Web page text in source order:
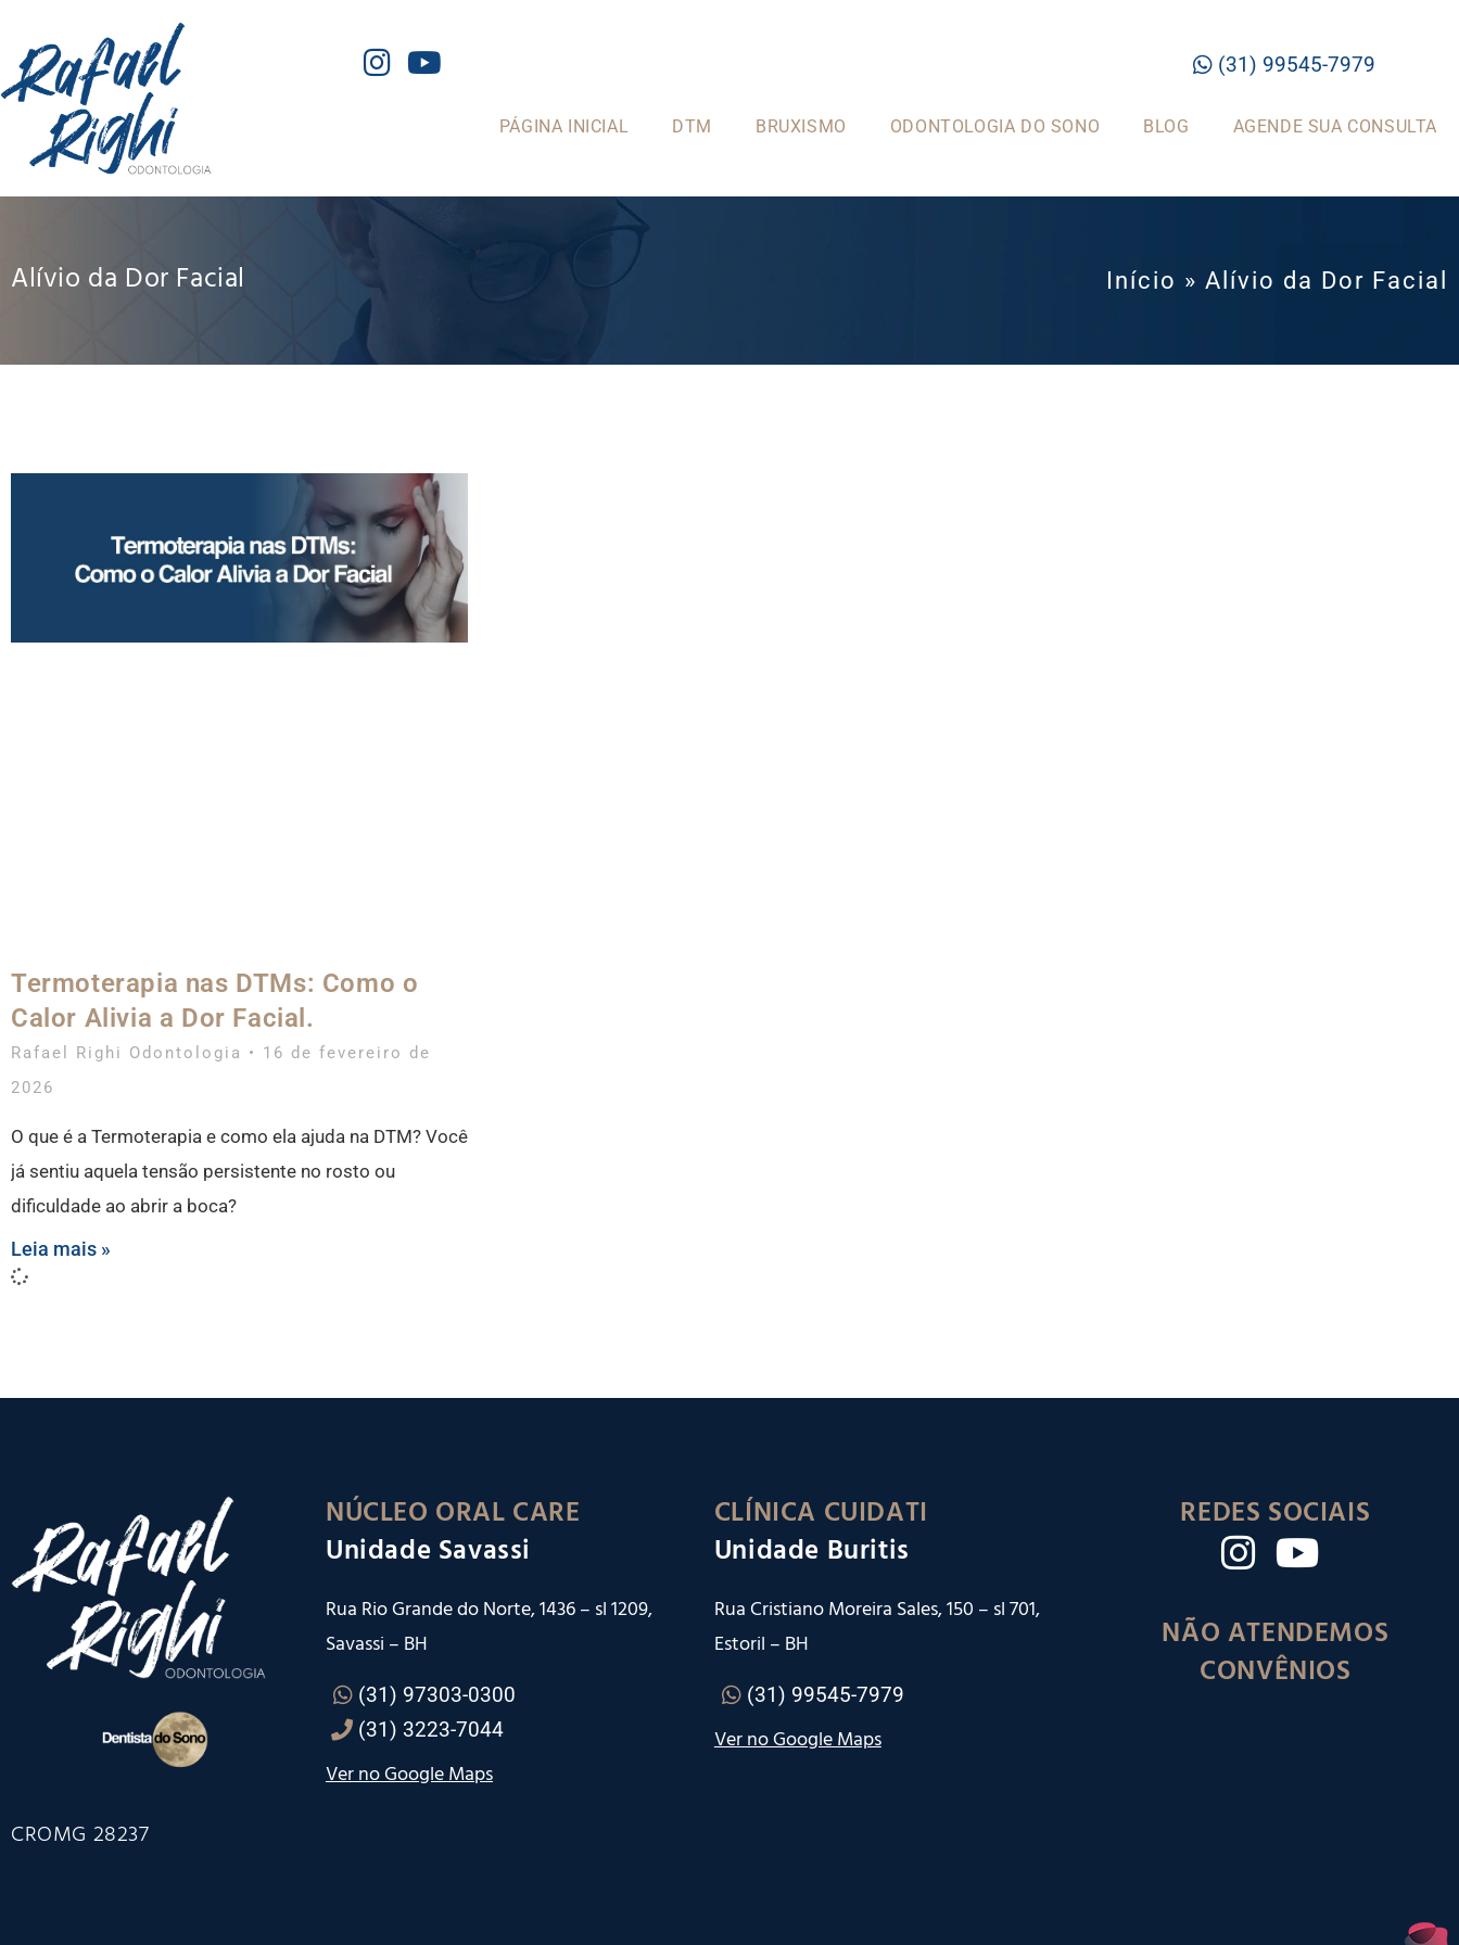
(31) 99545-7979
PÁGINA INICIAL DTM BRUXISMO ODONTOLOGIA DO SONO BLOG AGENDE SUA CONSULTA
Alívio da Dor Facial Início » Alívio da Dor Facial
Termoterapia nas DTMs: Como o
Calor Alivia a Dor Facial.
Rafael Righi Odontologia
16 de fevereiro de
2026
O que é a Termoterapia e como ela ajuda na DTM? Você
já sentiu aquela tensão persistente no rosto ou
dificuldade ao abrir a boca?
Leia mais »
CROMG 28237
NÚCLEO ORAL CARE
Unidade Savassi
Rua Rio Grande do Norte, 1436 – sl 1209,
Savassi – BH
(31) 97303-0300
(31) 3223-7044
Ver no Google Maps
CLÍNICA CUIDATI
Unidade Buritis
Rua Cristiano Moreira Sales, 150 – sl 701,
Estoril – BH
(31) 99545-7979
Ver no Google Maps
REDES SOCIAIS
NÃO ATENDEMOS
CONVÊNIOS